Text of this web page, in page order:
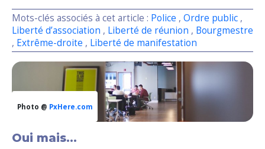
Mots-clés associés à cet article : Police , Ordre public ,
Liberté d’association , Liberté de réunion , Bourgmestre
, Extrême-droite , Liberté de manifestation
Photo @ PxHere.com
Oui mais…